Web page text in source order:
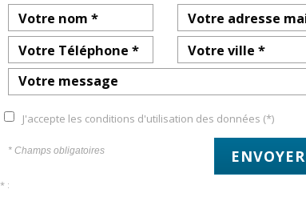
J'accepte les conditions d'utilisation des données (*)
* Champs obligatoires ENVOYER
* :